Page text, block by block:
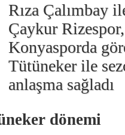
Rıza Çalımbay
Çaykur
Konyasporda
Tütüneker ile
anlaşma sağladı
dönemi